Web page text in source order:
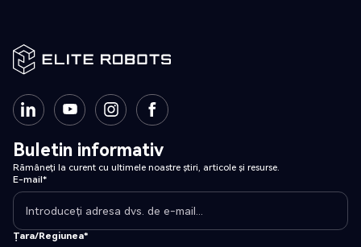
Buletin informativ
Rămâneți la curent cu ultimele noastre știri, articole și resurse.
E-mail*
Țara/Regiunea*